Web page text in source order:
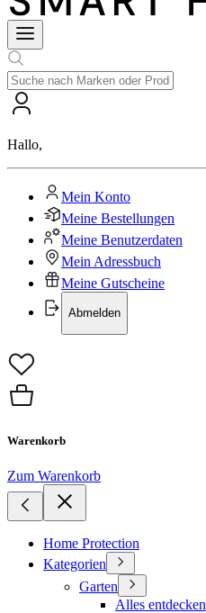
Hallo,
Mein Konto
Meine Bestellungen
Meine Benutzerdaten
Mein Adressbuch
Meine Gutscheine
Abmelden
Warenkorb
Zum Warenkorb
Home Protection
Kategorien
Garten
Alles entdecken